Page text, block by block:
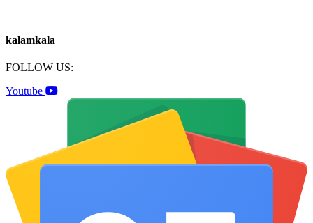
kalamkala
FOLLOW US:
Youtube